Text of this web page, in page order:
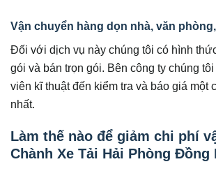
Vận chuyển hàng dọn nhà, văn
Đối với dịch vụ này chúng tôi có hình
gói và bán trọn gói. Bên công ty chúng
viên kĩ thuật đến kiểm tra và báo giá một
nhất.
Làm thế nào để giảm chi phí
Chành Xe Tải Hải Phòng Đồng